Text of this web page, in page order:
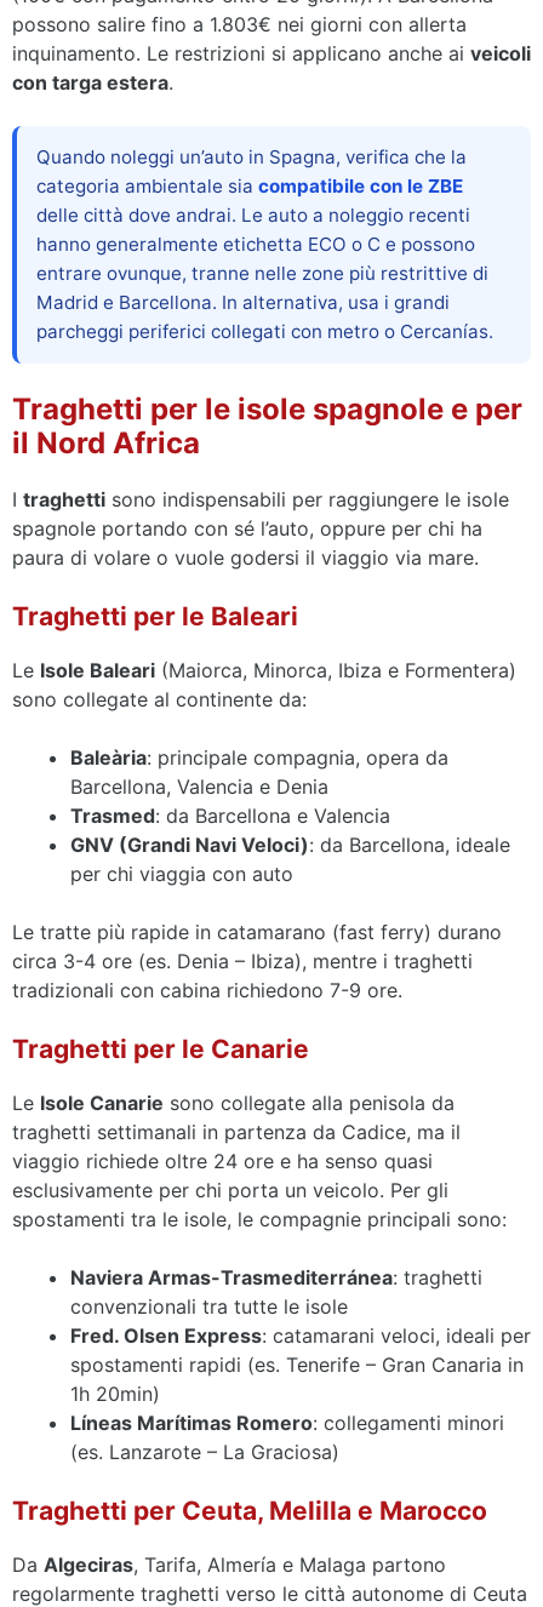
possono salire fino a 1.803€ nei giorni con allerta
inquinamento. Le restrizioni si applicano anche ai veicoli
con targa estera.
Quando noleggi un’auto in Spagna, verifica che la
categoria ambientale sia compatibile con le ZBE
delle città dove andrai. Le auto a noleggio recenti
hanno generalmente etichetta ECO o C e possono
entrare ovunque, tranne nelle zone più restrittive di
Madrid e Barcellona. In alternativa, usa i grandi
parcheggi periferici collegati con metro o Cercanías.
Traghetti per le isole spagnole e per
il Nord Africa
I traghetti sono indispensabili per raggiungere le isole
spagnole portando con sé l’auto, oppure per chi ha
paura di volare o vuole godersi il viaggio via mare.
Traghetti per le Baleari
Le Isole Baleari (Maiorca, Minorca, Ibiza e Formentera)
sono collegate al continente da:
Baleària: principale compagnia, opera da
Barcellona, Valencia e Denia
Trasmed: da Barcellona e Valencia
GNV (Grandi Navi Veloci): da Barcellona, ideale
per chi viaggia con auto
Le tratte più rapide in catamarano (fast ferry) durano
circa 3-4 ore (es. Denia – Ibiza), mentre i traghetti
tradizionali con cabina richiedono 7-9 ore.
Traghetti per le Canarie
Le Isole Canarie sono collegate alla penisola da
traghetti settimanali in partenza da Cadice, ma il
viaggio richiede oltre 24 ore e ha senso quasi
esclusivamente per chi porta un veicolo. Per gli
spostamenti tra le isole, le compagnie principali sono:
Naviera Armas-Trasmediterránea: traghetti
convenzionali tra tutte le isole
Fred. Olsen Express: catamarani veloci, ideali per
spostamenti rapidi (es. Tenerife – Gran Canaria in
1h 20min)
Líneas Marítimas Romero: collegamenti minori
(es. Lanzarote – La Graciosa)
Traghetti per Ceuta, Melilla e Marocco
Da Algeciras, Tarifa, Almería e Malaga partono
regolarmente traghetti verso le città autonome di Ceuta